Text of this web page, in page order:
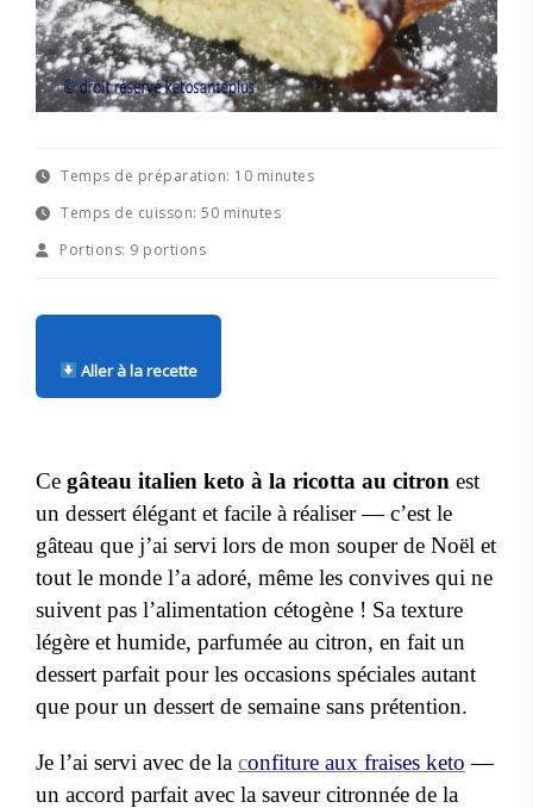
Temps de préparation: 10 minutes
Temps de cuisson: 50 minutes
Portions: 9 portions
Aller à la recette
Ce gâteau italien keto à la ricotta au citron est
un dessert élégant et facile à réaliser — c’est le
gâteau que j’ai servi lors de mon souper de Noël et
tout le monde l’a adoré, même les convives qui ne
suivent pas l’alimentation cétogène ! Sa texture
légère et humide, parfumée au citron, en fait un
dessert parfait pour les occasions spéciales autant
que pour un dessert de semaine sans prétention.
Je l’ai servi avec de la confiture aux fraises keto —
un accord parfait avec la saveur citronnée de la